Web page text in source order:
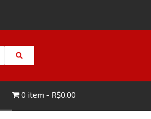
da edição 143 com FRETE GRÁTIS -
0 item R$0.00